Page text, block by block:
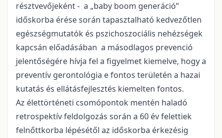
résztvevőjeként - a „baby boom generáció”
időskorba érése során tapasztalható kedvezőtlen
egészségmutatók és pszichoszociális nehézségek
kapcsán előadásában a másodlagos prevenció
jelentőségére hívja fel a figyelmet kiemelve, hogy a
preventív gerontológia e fontos területén a hazai
kutatás és ellátásfejlesztés kiemelten fontos.
Az élettörténeti csomópontok mentén haladó
retrospektív feldolgozás során a 60 év felettiek
felnőttkorba lépésétől az időskorba érkezésig